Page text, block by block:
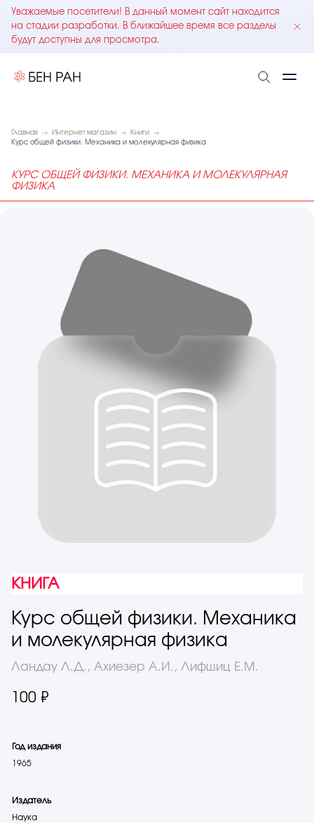
Уважаемые посетители! В данный момент сайт находится
на стадии разработки. В ближайшее время все разделы
будут доступны для просмотра.
Главная Интернет магазин
Книги
Курс общей физики. Механика и молекулярная физика
КУРС ОБЩЕЙ ФИЗИКИ. МЕХАНИКА И МОЛЕКУЛЯРНАЯ
ФИЗИКА
КНИГА
Курс общей физики. Механика
и молекулярная физика
Ландау Л.Д., Ахиезер А.И., Лифшиц Е.М.
100 ₽
Год издания
1965
Издатель
Наука